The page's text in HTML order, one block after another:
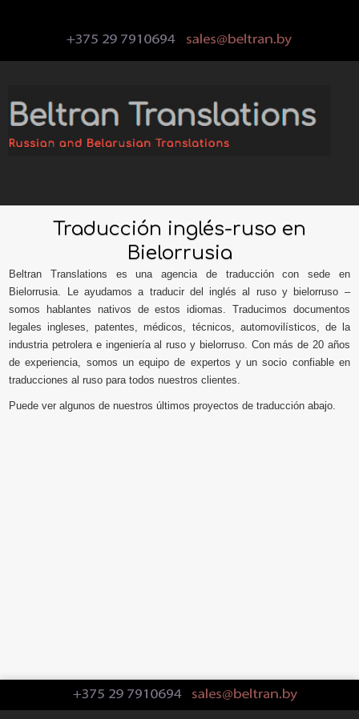
Traducción inglés-ruso en
Bielorrusia
Beltran Translations es una agencia de traducción con sede en
Bielorrusia. Le ayudamos a traducir del inglés al ruso y bielorruso –
somos hablantes nativos de estos idiomas. Traducimos documentos
legales ingleses, patentes, médicos, técnicos, automovilísticos, de la
industria petrolera e ingeniería al ruso y bielorruso. Con más de 20 años
de experiencia, somos un equipo de expertos y un socio confiable en
traducciones al ruso para todos nuestros clientes.
Puede ver algunos de nuestros últimos proyectos de traducción abajo.